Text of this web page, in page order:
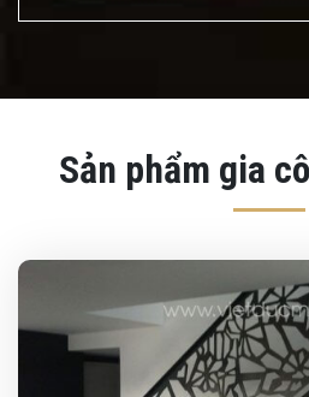
Sản phẩm gia